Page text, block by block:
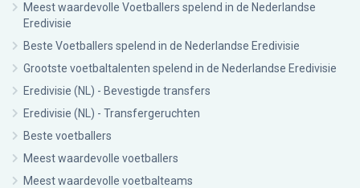
Meest waardevolle Voetballers spelend in de Nederlandse
Eredivisie
Beste Voetballers spelend in de Nederlandse Eredivisie
Grootste voetbaltalenten spelend in de Nederlandse Eredivisie
Eredivisie (NL) - Bevestigde transfers
Eredivisie (NL) - Transfergeruchten
Beste voetballers
Meest waardevolle voetballers
Meest waardevolle voetbalteams